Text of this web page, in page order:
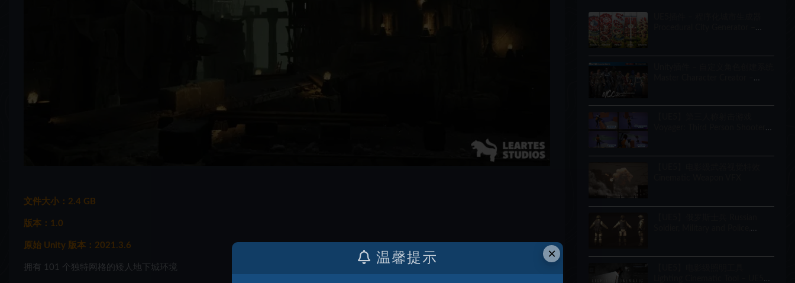
文件大小：2.4 GB
版本：1.0
原始 Unity 版本：2021.3.6
拥有 101 个独特网格的矮人地下城环境
×
温馨提示